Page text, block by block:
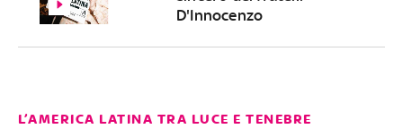
D'Innocenzo
L’AMERICA LATINA TRA LUCE E TENEBRE